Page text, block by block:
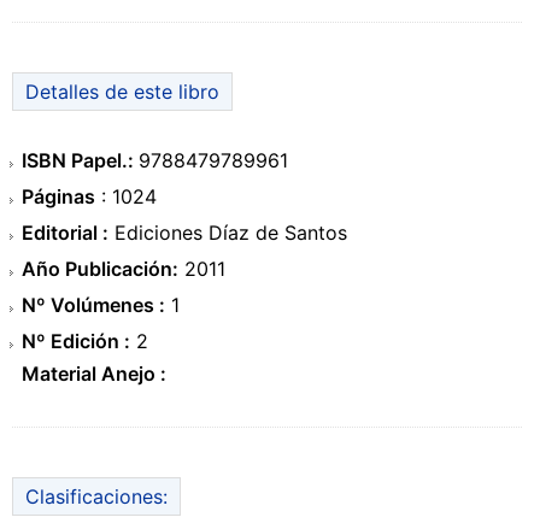
Detalles de este libro
ISBN Papel.: 9788479789961
Páginas : 1024
Editorial : Ediciones Díaz de Santos
Año Publicación: 2011
Nº Volúmenes : 1
Nº Edición : 2
Material Anejo :
Clasificaciones: